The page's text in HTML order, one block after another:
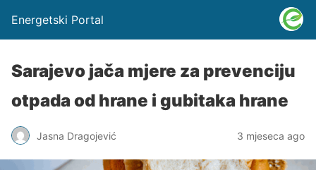
Energetski Portal
Sarajevo jača mjere za prevenciju
otpada od hrane i gubitaka hrane
Jasna Dragojević 3 mjeseca ago